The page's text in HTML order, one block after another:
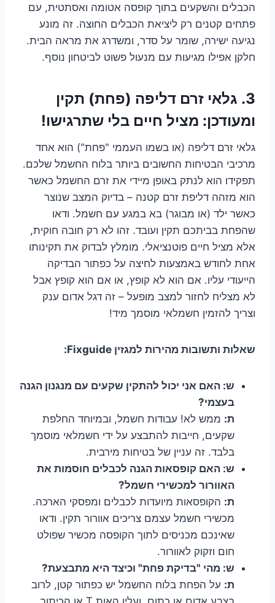
הכבלים והשקעים בתוך קופסה אטומה ואסתטית, עם
פתחים קטנים רק ליציאת הכבלים החוצה. זה מונע
נגיעה ישירה, שומר על סדר, ומשדרג את מראה הבית.
חלקן אפילו מגיעות עם מנעול פשוט לביטחון נוסף.
3. גלאי זרם דליפה (פחת) תקין
ומעודכן: מציל חיים בלי שתרגישו!
גלאי זרם דליפה (או בשמו העממי "פחת") הוא אחד
מרכיבי הבטיחות החשובים ביותר בלוח החשמל שלכם.
תפקידו הוא לנתק באופן מיידי את זרם החשמל כאשר
הוא מזהה דליפת זרם קטנה – בדיוק המצב שנוצר
כאשר ילד (או מבוגר) בא במגע עם חשמל. ודאו
שהפחת בביתכם תקין ועובד. זהו לא רק חובה חוקית,
אלא מציל חיים פוטנציאלי. מומלץ לבדוק את תקינותו
אחת לחודש באמצעות לחיצה על כפתור הבדיקה
הייעודי עליו. אם הוא לא קופץ, או אם הוא קופץ אבל
לא מצליח לחזור למצב מופעל – זה דגל אדום ענק
וצריך להזמין חשמלאי מוסמך מיד!
שאלות ותשובות מהירות למגזין Fixguide:
ש: האם אני יכול להתקין שקעים עם מנגנון הגנה
בעצמי?
ת: ממש לא! עבודות חשמל, ובמיוחד החלפת
שקעים, חייבות להתבצע על ידי חשמלאי מוסמך
בלבד. זה עניין של בטיחות מירבית.
ש: האם קופסאות הגנה לכבלים חוסמות את
האוורור למכשירי חשמל?
ת: הקופסאות מיועדות לכבלים ומפסקי הארכה.
מכשירי חשמל עצמם צריכים אוורור תקין. ודאו
שאינכם מכניסים לתוך הקופסה מכשיר שפולט
חום וזקוק לאוורור.
ש: מהי "בדיקת פחת" וכיצד היא מתבצעת?
ת: על הפחת בלוח החשמל יש כפתור קטן, לרוב